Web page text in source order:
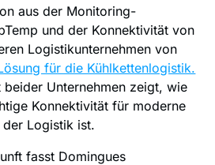
aus der Monitoring-
und der Konnektivität von
Logistikunternehmen von
für die Kühlkettenlogistik.
beider Unternehmen zeigt, wie
Konnektivität für moderne
der Logistik ist.
fasst Domingues